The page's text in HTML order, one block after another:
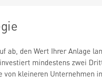
ab, den Wert Ihrer Anlage
mindestens zwei
von kleineren Unternehmen